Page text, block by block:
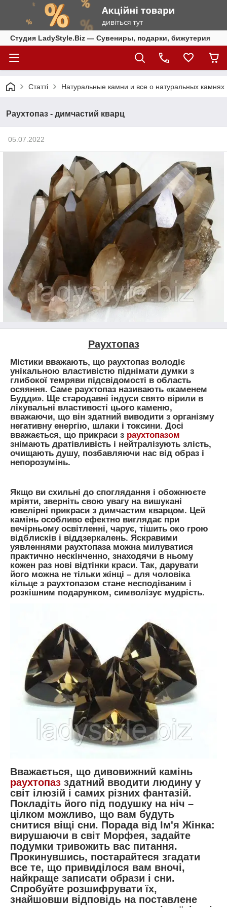
Студия LadyStyle.Biz — Сувениры, подарки, бижутерия
Статті Натуральные камни и все о натуральных камнях
Раухтопаз - димчастий кварц
05.07.2022
Раухтопаз
Містики вважають, що раухтопаз володіє
унікальною властивістю піднімати думки з
глибокої темряви підсвідомості в область
осяяння. Саме раухтопаз називають «каменем
Будди». Ще стародавні індуси свято вірили в
лікувальні властивості цього каменю,
вважаючи, що він здатний виводити з організму
негативну енергію, шлаки і токсини. Досі
вважається, що прикраси з раухтопазом
знімають дратівливість і нейтралізують злість,
очищають душу, позбавляючи нас від образ і
непорозумінь.
Якщо ви схильні до споглядання і обожнюєте
мріяти, зверніть свою увагу на вишукані
ювелірні прикраси з димчастим кварцом. Цей
камінь особливо ефектно виглядає при
вечірньому освітленні, чарує, тішить око грою
відблисків і віддзеркалень. Яскравими
уявленнями раухтопаза можна милуватися
практично нескінченно, знаходячи в ньому
кожен раз нові відтінки краси. Так, дарувати
його можна не тільки жінці – для чоловіка
кільце з раухтопазом стане несподіваним і
розкішним подарунком, символізує мудрість.
Вважається, що дивовижний камінь
раухтопаз здатний вводити людину у
світ ілюзій і самих різних фантазій.
Покладіть його під подушку на ніч –
цілком можливо, що вам будуть
снитися віщі сни. Порада від Ім'я Жінка:
вирушаючи в світ Морфея, задайте
подумки тривожить вас питання.
Прокинувшись, постарайтеся згадати
все те, що привиділося вам вночі,
найкраще записати образи і сни.
Спробуйте розшифрувати їх,
знайшовши відповідь на поставлене